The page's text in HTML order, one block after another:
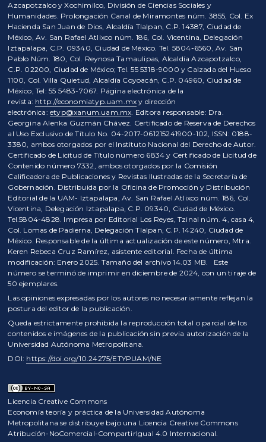
Azcapotzalco y Xochimilco, División de Ciencias Sociales y
Humanidades. Prolongación Canal de Miramontes núm. 3855, Col. Ex
Hacienda San Juan de Dios, Alcaldía Tlalpan, C.P. 14387, Ciudad de
México, Av. San Rafael Atlixco núm. 186, Col. Vicentina, Delegación
Iztapalapa, C.P. 09340, Ciudad de México. Tel. 5804-6560, Av. San
Pablo Núm. 180, Col. Reynosa Tamaulipas, Alcaldía Azcapotzalco,
C.P. 02200, Ciudad de México; Tel. 55 5318-9000 y Calzada del Hueso
1100, Col. Villa Quietud, Alcaldía Coyoacán, C.P. 04960, Ciudad de
México, Tel: 55 5483-7067. Página electrónica de la
revista: http://economiatyp.uam.mx y dirección
electrónica:etyp@xanum.uam.mx. Editora responsable: Dra.
Georgina Alenka Guzmán Chávez. Certificado de Reserva de Derechos
al Uso Exclusivo de Título No. 04-2017-061215241900-102, ISSN: 0188-
3380, ambos otorgados por el Instituto Nacional del Derecho de Autor.
Certificado de Licitud de Título número 6834 y Certificado de Licitud de
Contenido número 7332, ambos otorgados por la Comisión
Calificadora de Publicaciones y Revistas Ilustradas de la Secretaría de
Gobernación. Distribuida por la Oficina de Promoción y Distribución
Editorial de la UAM- Iztapalapa, Av. San Rafael Atlixco núm. 186, Col.
Vicentina, Delegación Iztapalapa, C.P. 09340, Ciudad de México.
Tel.5804-4828. Impresa por Editorial Los Reyes, Tzinal núm. 4, casa 4,
Col. Lomas de Padierna, Delegación Tlalpan, C.P. 14240, Ciudad de
México. Responsable de la última actualización de este número, Mtra.
Keren Rebeca Cruz Ramírez, asistente editorial. Fecha de última
modificación: Enero 2025. Tamaño del archivo 14.03 MB. Este
número se terminó de imprimir en diciembre de 2024, con un tiraje de
50 ejemplares.
Las opiniones expresadas por los autores no necesariamente reflejan la
postura del editor de la publicación.
Queda estrictamente prohibida la reproducción total o parcial de los
contenidos e imágenes de la publicación sin previa autorización de la
Universidad Autónoma Metropolitana.
DOI: https://doi.org/10.24275/ETYPUAM/NE
Licencia Creative Commons
Economía teoría y práctica de la Universidad Autónoma
Metropolitana se distribuye bajo una Licencia Creative Commons
Atribución-NoComercial-CompartirIgual 4.0 Internacional.